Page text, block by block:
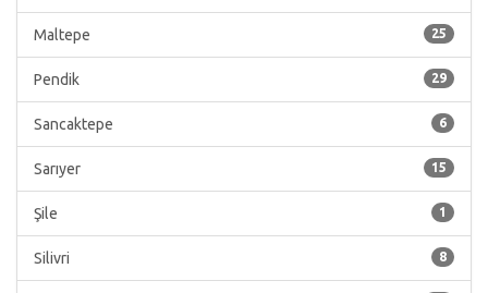
25
Maltepe
29
Pendik
6
Sancaktepe
15
Sarıyer
1
Şile
8
Silivri